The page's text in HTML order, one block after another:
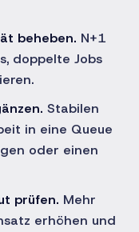
beheben. N+1
doppelte Jobs
Stabilen
in eine Queue
oder einen
prüfen. Mehr
erhöhen und